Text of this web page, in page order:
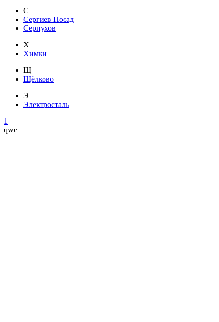
С
Сергиев Посад
Серпухов
Х
Химки
Щ
Щёлково
Э
Электросталь
1
qwe